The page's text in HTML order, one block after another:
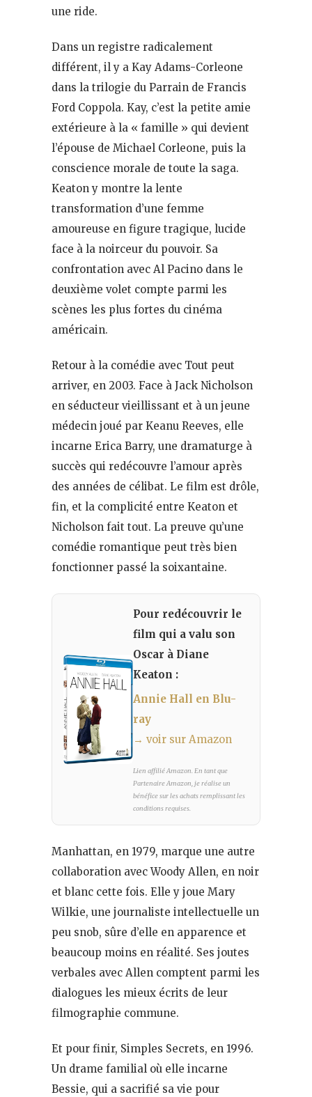
une ride.
Dans un registre radicalement
différent, il y a Kay Adams-Corleone
dans la trilogie du Parrain de Francis
Ford Coppola. Kay, c’est la petite amie
extérieure à la « famille » qui devient
l’épouse de Michael Corleone, puis la
conscience morale de toute la saga.
Keaton y montre la lente
transformation d’une femme
amoureuse en figure tragique, lucide
face à la noirceur du pouvoir. Sa
confrontation avec Al Pacino dans le
deuxième volet compte parmi les
scènes les plus fortes du cinéma
américain.
Retour à la comédie avec Tout peut
arriver, en 2003. Face à Jack Nicholson
en séducteur vieillissant et à un jeune
médecin joué par Keanu Reeves, elle
incarne Erica Barry, une dramaturge à
succès qui redécouvre l’amour après
des années de célibat. Le film est drôle,
fin, et la complicité entre Keaton et
Nicholson fait tout. La preuve qu’une
comédie romantique peut très bien
fonctionner passé la soixantaine.
Pour redécouvrir le
film qui a valu son
Oscar à Diane
Keaton :
Annie Hall en Blu-
ray
→ voir sur Amazon
Lien affilié Amazon. En tant que
Partenaire Amazon, je réalise un
bénéfice sur les achats remplissant les
conditions requises.
Manhattan, en 1979, marque une autre
collaboration avec Woody Allen, en noir
et blanc cette fois. Elle y joue Mary
Wilkie, une journaliste intellectuelle un
peu snob, sûre d’elle en apparence et
beaucoup moins en réalité. Ses joutes
verbales avec Allen comptent parmi les
dialogues les mieux écrits de leur
filmographie commune.
Et pour finir, Simples Secrets, en 1996.
Un drame familial où elle incarne
Bessie, qui a sacrifié sa vie pour